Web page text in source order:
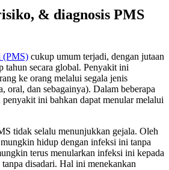
& diagnosis PMS
(PMS) cukup umum terjadi, dengan jutaan
tahun secara global. Penyakit ini
ke orang melalui segala jenis
oral, dan sebagainya). Dalam beberapa
ini bahkan dapat menular melalui
tidak selalu menunjukkan gejala. Oleh
hidup dengan infeksi ini tanpa
terus menularkan infeksi ini kepada
tanpa disadari. Hal ini menekankan